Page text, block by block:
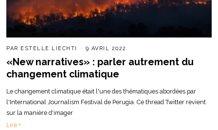
PAR ESTELLE LIECHTI 9 AVRIL 2022
«New narratives» : parler autrement du
changement climatique
Le changement climatique était l'une des thématiques abordées par
l'International Journalism Festival de Perugia. Ce thread Twitter revient
sur la manière d'imager
Lire +